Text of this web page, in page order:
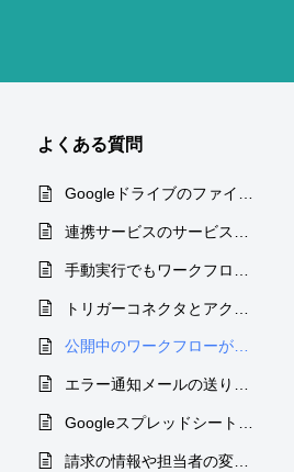
よくある質問
GoogleドライブのファイルID及びフォルダIDの確認方法を教えてください
連携サービスのサービス稼働確認ページ
公開中のワークフローが勝手に停止しました
エラー通知メールの送り先を追加・変更したい